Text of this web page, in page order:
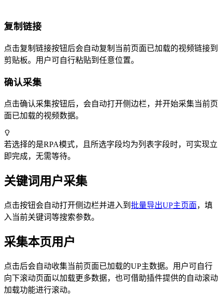
复制链接
点击复制链接按钮后会自动复制当前页面已加载的视频链接到
剪贴板。用户可自行粘贴到任意位置。
确认采集
点击确认采集按钮后，会自动打开侧边栏，并开始采集当前页
面已加载的视频数据。
若选择的是RPA模式，且所选字段均为列表字段时，可实现立
即完成，无需等待。
关键词用户采集
点击按钮会自动打开侧边栏并进入到 批量导出UP主页面，填
入当前关键词等搜索参数。
采集本页用户
点击后会自动收集当前页面已加载的UP主数据。用户可自行
向下滚动页面以加载更多数据，也可借助插件提供的自动滚动
加载功能进行滚动。